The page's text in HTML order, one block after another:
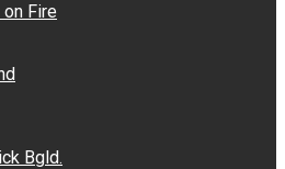
Fire
Bgld.